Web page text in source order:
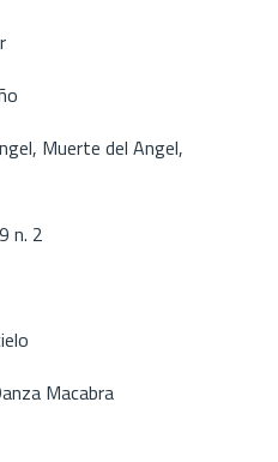
Muerte del Angel,
n. 2
Macabra